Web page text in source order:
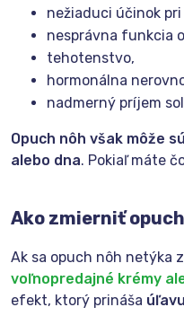
nežiaduci účinok
nesprávna funkcia
tehotenstvo,
hormonálna
nadmerný príjem
Opuch nôh však môže
alebo dna. Pokiaľ máte
Ako zmierniť
Ak sa opuch nôh netýka
voľnopredajné krémy
efekt, ktorý prináša